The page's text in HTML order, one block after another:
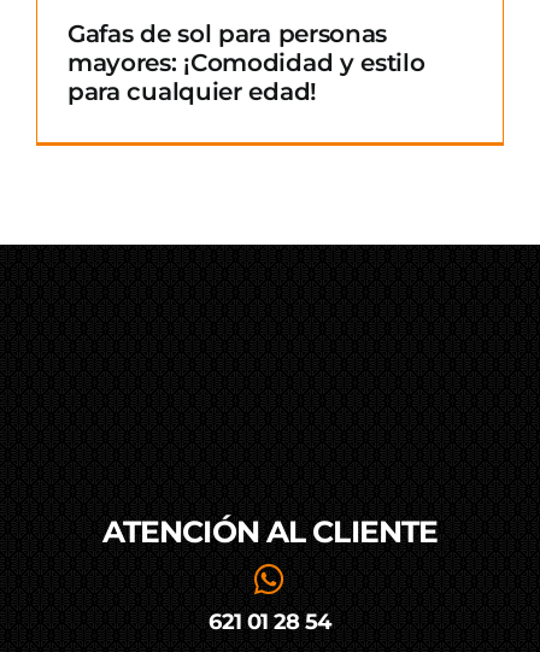
Gafas de sol para personas
mayores: ¡Comodidad y estilo
para cualquier edad!
ATENCIÓN AL CLIENTE
621 01 28 54